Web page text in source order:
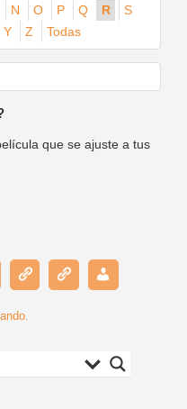
N O P Q R
S
Y Z Todas
que se ajuste a tus